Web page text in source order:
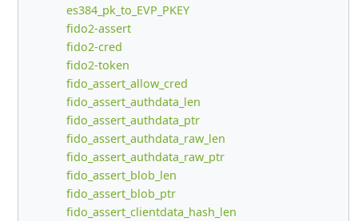
es384_pk_to_EVP_PKEY
fido2-assert
fido2-cred
fido2-token
fido_assert_allow_cred
fido_assert_authdata_len
fido_assert_authdata_ptr
fido_assert_authdata_raw_len
fido_assert_authdata_raw_ptr
fido_assert_blob_len
fido_assert_blob_ptr
fido_assert_clientdata_hash_len